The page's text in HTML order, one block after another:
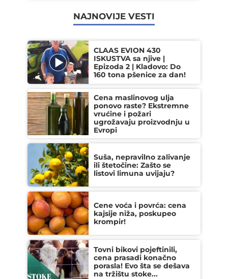
NAJNOVIJE VESTI
CLAAS EVION 430
ISKUSTVA sa njive |
Epizoda 2 | Kladovo: Do
160 tona pšenice za dan!
Cena maslinovog ulja
ponovo raste? Ekstremne
vrućine i požari
ugrožavaju proizvodnju u
Evropi
Suša, nepravilno zalivanje
ili štetočine: Zašto se
listovi limuna uvijaju?
Cene voća i povrća: cena
kajsije niža, poskupeo
krompir!
Tovni bikovi pojeftinili,
cena prasadi konačno
porasla! Evo šta se dešava
na tržištu stoke...